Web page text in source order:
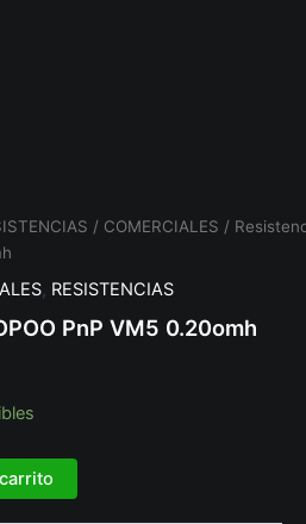
/ COMERCIALES /
, RESISTENCIAS
PnP VM5 0.20omh